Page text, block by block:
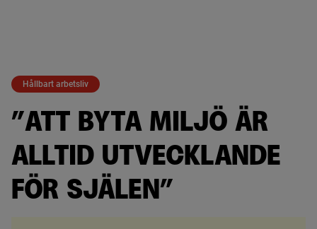
Hållbart arbetsliv
”ATT BYTA MILJÖ ÄR
ALLTID UTVECKLANDE
FÖR SJÄLEN”